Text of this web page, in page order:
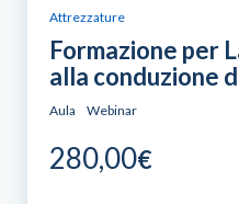
Attrezzature
Formazione per
alla conduzione
Aula Webinar
280,00€